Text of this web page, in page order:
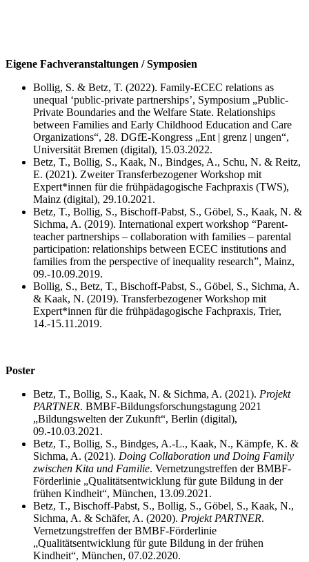
Eigene Fachveranstaltungen / Symposien
Bollig, S. & Betz, T. (2022). Family-ECEC relations as
unequal ‘public-private partnerships’, Symposium „Public-
Private Boundaries and the Welfare State. Relationships
between Families and Early Childhood Education and Care
Organizations“, 28. DGfE-Kongress „Ent | grenz | ungen“,
Universität Bremen (digital), 15.03.2022.
Betz, T., Bollig, S., Kaak, N., Bindges, A., Schu, N. & Reitz,
E. (2021). Zweiter Transferbezogener Workshop mit
Expert*innen für die frühpädagogische Fachpraxis (TWS),
Mainz (digital), 29.10.2021.
Betz, T., Bollig, S., Bischoff-Pabst, S., Göbel, S., Kaak, N. &
Sichma, A. (2019). International expert workshop “Parent-
teacher partnerships – collaboration with families – parental
participation: relationships between ECEC institutions and
families from the perspective of inequality research”, Mainz,
09.-10.09.2019.
Bollig, S., Betz, T., Bischoff-Pabst, S., Göbel, S., Sichma, A.
& Kaak, N. (2019). Transferbezogener Workshop mit
Expert*innen für die frühpädagogische Fachpraxis, Trier,
14.-15.11.2019.
Poster
Betz, T., Bollig, S., Kaak, N. & Sichma, A. (2021). Projekt
PARTNER. BMBF-Bildungsforschungstagung 2021
„Bildungswelten der Zukunft“, Berlin (digital),
09.-10.03.2021.
Betz, T., Bollig, S., Bindges, A.-L., Kaak, N., Kämpfe, K. &
Sichma, A. (2021). Doing Collaboration und Doing Family
zwischen Kita und Familie. Vernetzungstreffen der BMBF-
Förderlinie „Qualitätsentwicklung für gute Bildung in der
frühen Kindheit“, München, 13.09.2021.
Betz, T., Bischoff-Pabst, S., Bollig, S., Göbel, S., Kaak, N.,
Sichma, A. & Schäfer, A. (2020). Projekt PARTNER.
Vernetzungstreffen der BMBF-Förderlinie
„Qualitätsentwicklung für gute Bildung in der frühen
Kindheit“, München, 07.02.2020.